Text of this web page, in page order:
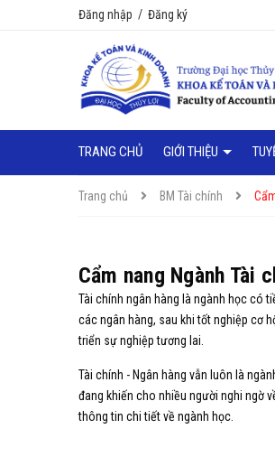
Đăng nhập / Đăng ký
TRANG CHỦ GIỚI THIỆU
Trang chủ BM Tài chính
Cẩm nang Ngành Tài
Tài chính ngân hàng là ngành học có
các ngân hàng, sau khi tốt nghiệp cơ
triển sự nghiệp tương lai.
Tài chính - Ngân hàng vẫn luôn là
đang khiến cho nhiều người nghi ngờ
thông tin chi tiết về ngành học.